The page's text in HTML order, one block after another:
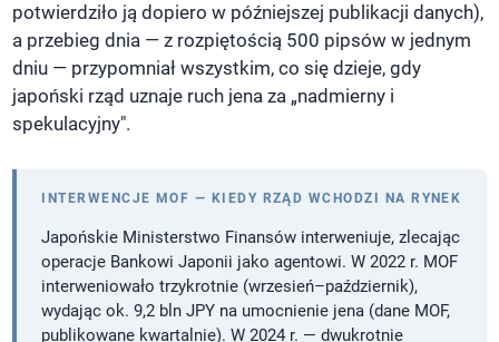
potwierdziło ją dopiero w późniejszej publikacji danych),
a przebieg dnia — z rozpiętością 500 pipsów w jednym
dniu — przypomniał wszystkim, co się dzieje, gdy
japoński rząd uznaje ruch jena za „nadmierny i
spekulacyjny".
INTERWENCJE MOF — KIEDY RZĄD WCHODZI NA RYNEK
Japońskie Ministerstwo Finansów interweniuje, zlecając
operacje Bankowi Japonii jako agentowi. W2022 r. MOF
interweniowało trzykrotnie (wrzesień–październik),
wydając ok. 9,2 bln JPY na umocnienie jena (dane MOF,
publikowane kwartalnie). W2024 r. — dwukrotnie